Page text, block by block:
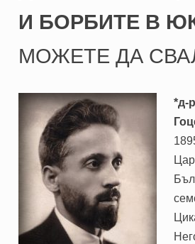
И БОРБИТЕ В
МОЖЕТЕ ДА
*д-